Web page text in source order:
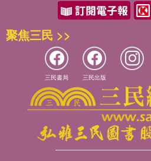
聚焦三民 >>
三民書局 三民出版